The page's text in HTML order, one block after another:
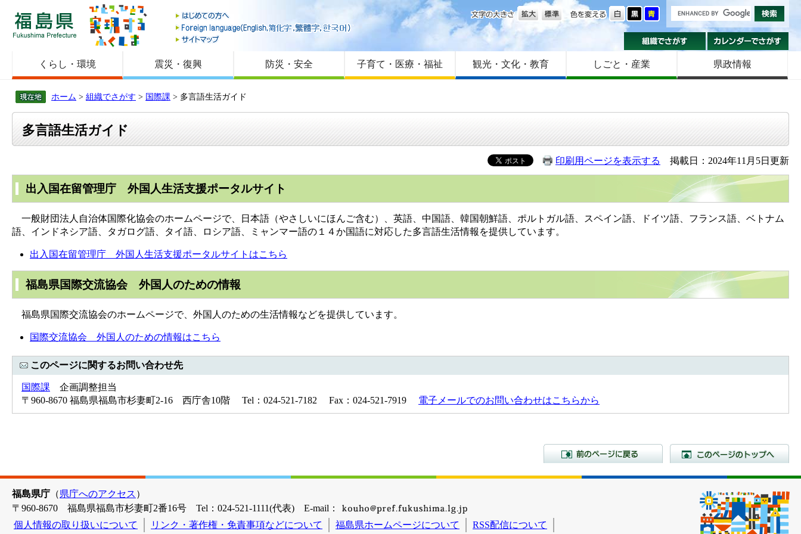
福島県
はじめての方へ
Foreign language
サイトマップ
色を変える
文字の大きさ
組織でさがす
くらし・環境 震災・復興 防災・安全 子育て・医療・福祉 観光・文化・教育 しごと・産業 県政情報
ホーム > 組織でさがす > 国際課 > 多言語生活ガイド
多言語生活ガイド
印刷用ページを表示する 掲載日：2024年11月5日更新
出入国在留管理庁 外国人生活支援ポータルサイト
一般財団法人自治体国際化協会のホームページで、日本語（やさしいにほんご含む）、英語、中国語、韓国朝鮮語、ポルトガル語、スペイン語、ドイツ語、フランス語、ベトナム
語、インドネシア語、タガログ語、タイ語、ロシア語、ミャンマー語の１４か国語に対応した多言語生活情報を提供しています。
出入国在留管理庁 外国人生活支援ポータルサイトはこちら
福島県国際交流協会 外国人のための情報
福島県国際交流協会のホームページで、外国人のための生活情報などを提供しています。
国際交流協会 外国人のための情報はこちら
このページに関するお問い合わせ先
国際課 企画調整担当
〒960-8670 福島県福島市杉妻町2-16 西庁舎10階 Tel：024-521-7182 Fax：024-521-7919 電子メールでのお問い合わせはこちらから
前のページに戻る
福島県庁 （県庁へのアクセス ）
〒960-8670 福島県福島市杉妻町2番16号 Tel：024-521-1111(代表) E-mail：
個人情報の取り扱いについて
リンク・著作権・免責事項などについて 福島県ホームページについて RSS配信について